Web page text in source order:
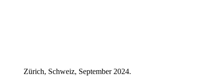
Zürich, Schweiz, September 2024.